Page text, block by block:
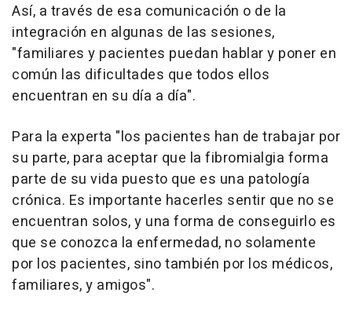
Así, a través de esa comunicación o de la
integración en algunas de las sesiones,
"familiares y pacientes puedan hablar y poner en
común las dificultades que todos ellos
encuentran en su día a día".
Para la experta "los pacientes han de trabajar por
su parte, para aceptar que la fibromialgia forma
parte de su vida puesto que es una patología
crónica. Es importante hacerles sentir que no se
encuentran solos, y una forma de conseguirlo es
que se conozca la enfermedad, no solamente
por los pacientes, sino también por los médicos,
familiares, y amigos".